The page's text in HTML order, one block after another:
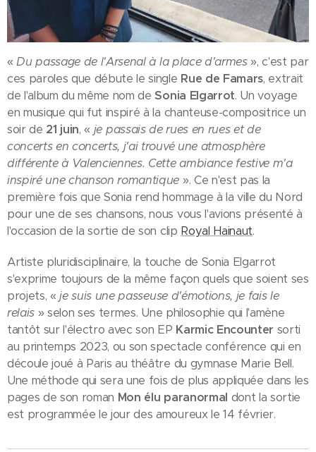
« Du passage de l'Arsenal à la place d'armes», c'est par
ces paroles que débute le single Rue de Famars, extrait
de l'album du même nom de Sonia Elgarrot. Un voyage
en musique qui fut inspiré à la chanteuse-compositrice un
soir de 21 juin, « je passais de rues en rues et de
concerts en concerts, j'ai trouvé une atmosphère
différente à Valenciennes. Cette ambiance festive m'a
inspiré une chanson romantique ». Ce n'est pas la
première fois que Sonia rend hommage à la ville du Nord
pour une de ses chansons, nous vous l'avions présenté à
l'occasion de la sortie de son clip Royal Hainaut.
Artiste pluridisciplinaire, la touche de Sonia Elgarrot
s'exprime toujours de la même façon quels que soient ses
projets, « je suis une passeuse d'émotions, je fais le
relais » selon ses termes. Une philosophie qui l'amène
tantôt sur l'électro avec son EP Karmic Encounter sorti
au printemps 2023, ou son spectacle conférence qui en
découle joué à Paris au théâtre du gymnase Marie Bell.
Une méthode qui sera une fois de plus appliquée dans les
pages de son roman Mon élu paranormal dont la sortie
est programmée le jour des amoureux le 14 février.